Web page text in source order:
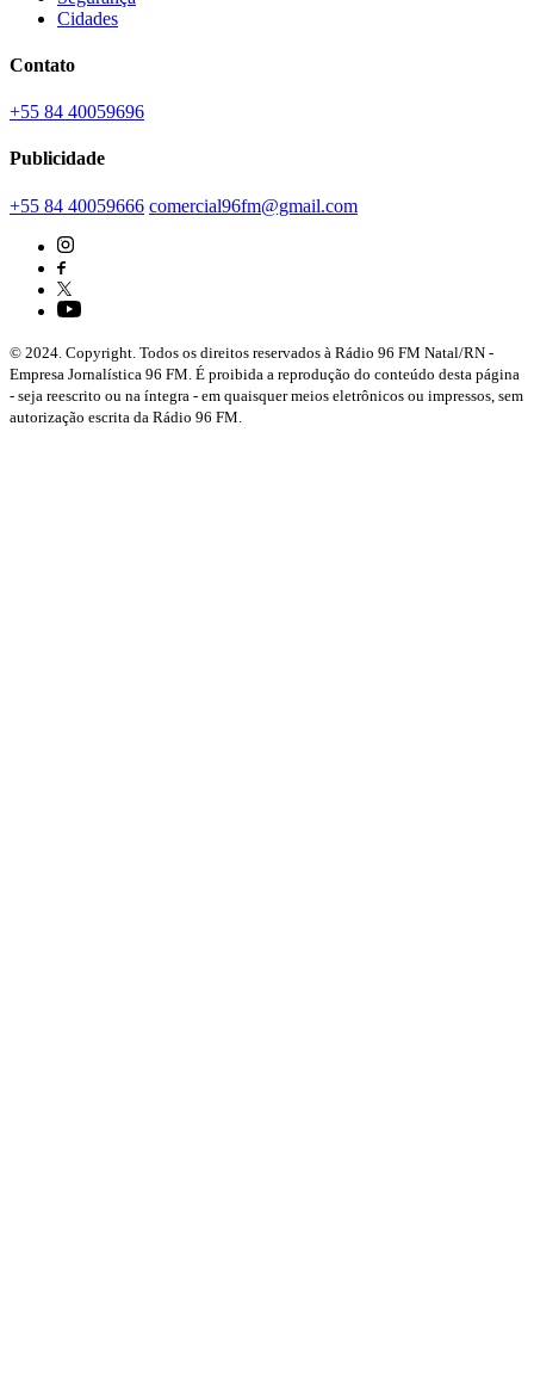
Cidades
Contato
+55 84 40059696
Publicidade
+55 84 40059666 comercial96fm@gmail.com
© 2024. Copyright. Todos os direitos reservados à Rádio 96 FM Natal/RN -
Empresa Jornalística 96 FM. É proibida a reprodução do conteúdo desta página
- seja reescrito ou na íntegra - em quaisquer meios eletrônicos ou impressos, sem
autorização escrita da Rádio 96 FM.